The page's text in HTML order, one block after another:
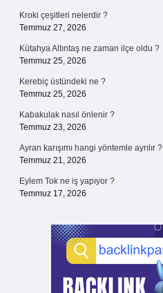
Kroki çeşitleri nelerdir ?
Temmuz 27, 2026
Kütahya Altıntaş ne zaman ilçe oldu ?
Temmuz 25, 2026
Kerebiç üstündeki ne ?
Temmuz 25, 2026
Kabakulak nasıl önlenir ?
Temmuz 23, 2026
Ayran karışımı hangi yöntemle ayrılır ?
Temmuz 21, 2026
Eylem Tok ne iş yapıyor ?
Temmuz 17, 2026